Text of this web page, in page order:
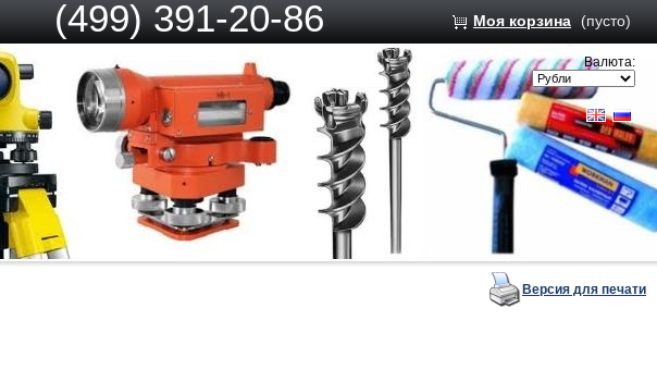
(499) 391-20-86 Моя корзина (пусто)
Валюта:
Версия для печати